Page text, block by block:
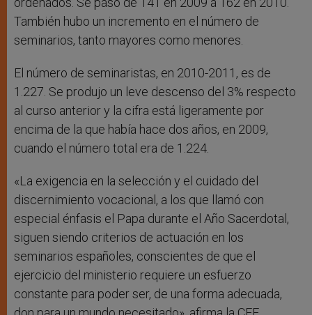
También hubo un incremento en el número de
seminarios, tanto mayores como menores.
El número de seminaristas, en 2010-2011, es de
1.227. Se produjo un leve descenso del 3% respecto
al curso anterior y la cifra está ligeramente por
encima de la que había hace dos años, en 2009,
cuando el número total era de 1.224.
«La exigencia en la selección y el cuidado del
discernimiento vocacional, a los que llamó con
especial énfasis el Papa durante el Año Sacerdotal,
siguen siendo criterios de actuación en los
seminarios españoles, conscientes de que el
ejercicio del ministerio requiere un esfuerzo
constante para poder ser, de una forma adecuada,